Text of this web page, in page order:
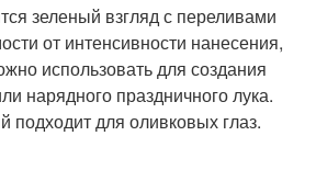
зеленый взгляд с переливами
от интенсивности нанесения,
использовать для создания
нарядного праздничного лука.
подходит для оливковых глаз.